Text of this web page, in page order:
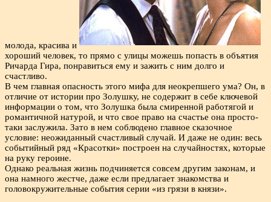
молода, красива и
хороший человек, то прямо с улицы можешь попасть в объятия
Ричарда Гира, понравиться ему и зажить с ним долго и
счастливо.
В чем главная опасность этого мифа для неокрепшего ума? Он, в
отличие от истории про Золушку, не содержит в себе ключевой
информации о том, что Золушка была смиренной работягой и
романтичной натурой, и что свое право на счастье она просто-
таки заслужила. Зато в нем соблюдено главное сказочное
условие: неожиданный счастливый случай. И даже не один: весь
событийный ряд «Красотки» построен на случайностях, которые
на руку героине.
Однако реальная жизнь подчиняется совсем другим законам, и
она намного жестче, даже если предлагает знакомства и
головокружительные события серии «из грязи в князи».